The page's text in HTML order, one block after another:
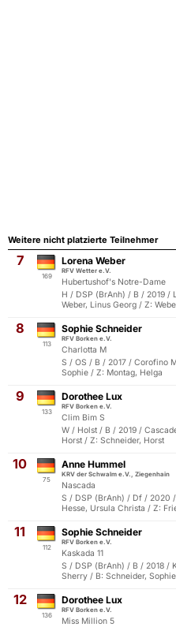
Weitere nicht platzierte Teilnehmer
7
169
Lorena Weber
RFV Wetter e.V.
Hubertushof's Notre-Dame
H / DSP (BrAnh) / B / 2019 /
Weber, Linus Georg / Z:
8
113
Sophie Schneider
RFV Borken e.V.
Charlotta M
S / OS / B / 2017 / Corofino
Sophie / Z: Montag, Helga
9
133
Dorothee Lux
RFV Borken e.V.
Clim Bim S
W / Holst / B / 2019 /
Horst / Z: Schneider, Horst
10
75
Anne Hummel
KRV der Schwalm e.V., Ziegenhain
Nascada
S / DSP (BrAnh) / Df / 2020
Hesse, Ursula Christa / Z:
11
112
Sophie Schneider
RFV Borken e.V.
Kaskada 11
S / DSP (BrAnh) / B / 2018 /
Sherry / B: Schneider,
12
136
Dorothee Lux
RFV Borken e.V.
Miss Million 5